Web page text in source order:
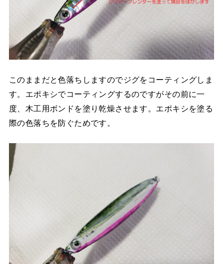
このままだと色落ちしますのでジグをコーティングしま
す。エポキシでコーティングするのですがその前に一
度、木工用ボンドを塗り乾燥させます。エポキシを塗る
際の色落ちを防ぐためです。